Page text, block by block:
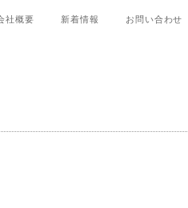
社概要 新着情報 お問い合わせ